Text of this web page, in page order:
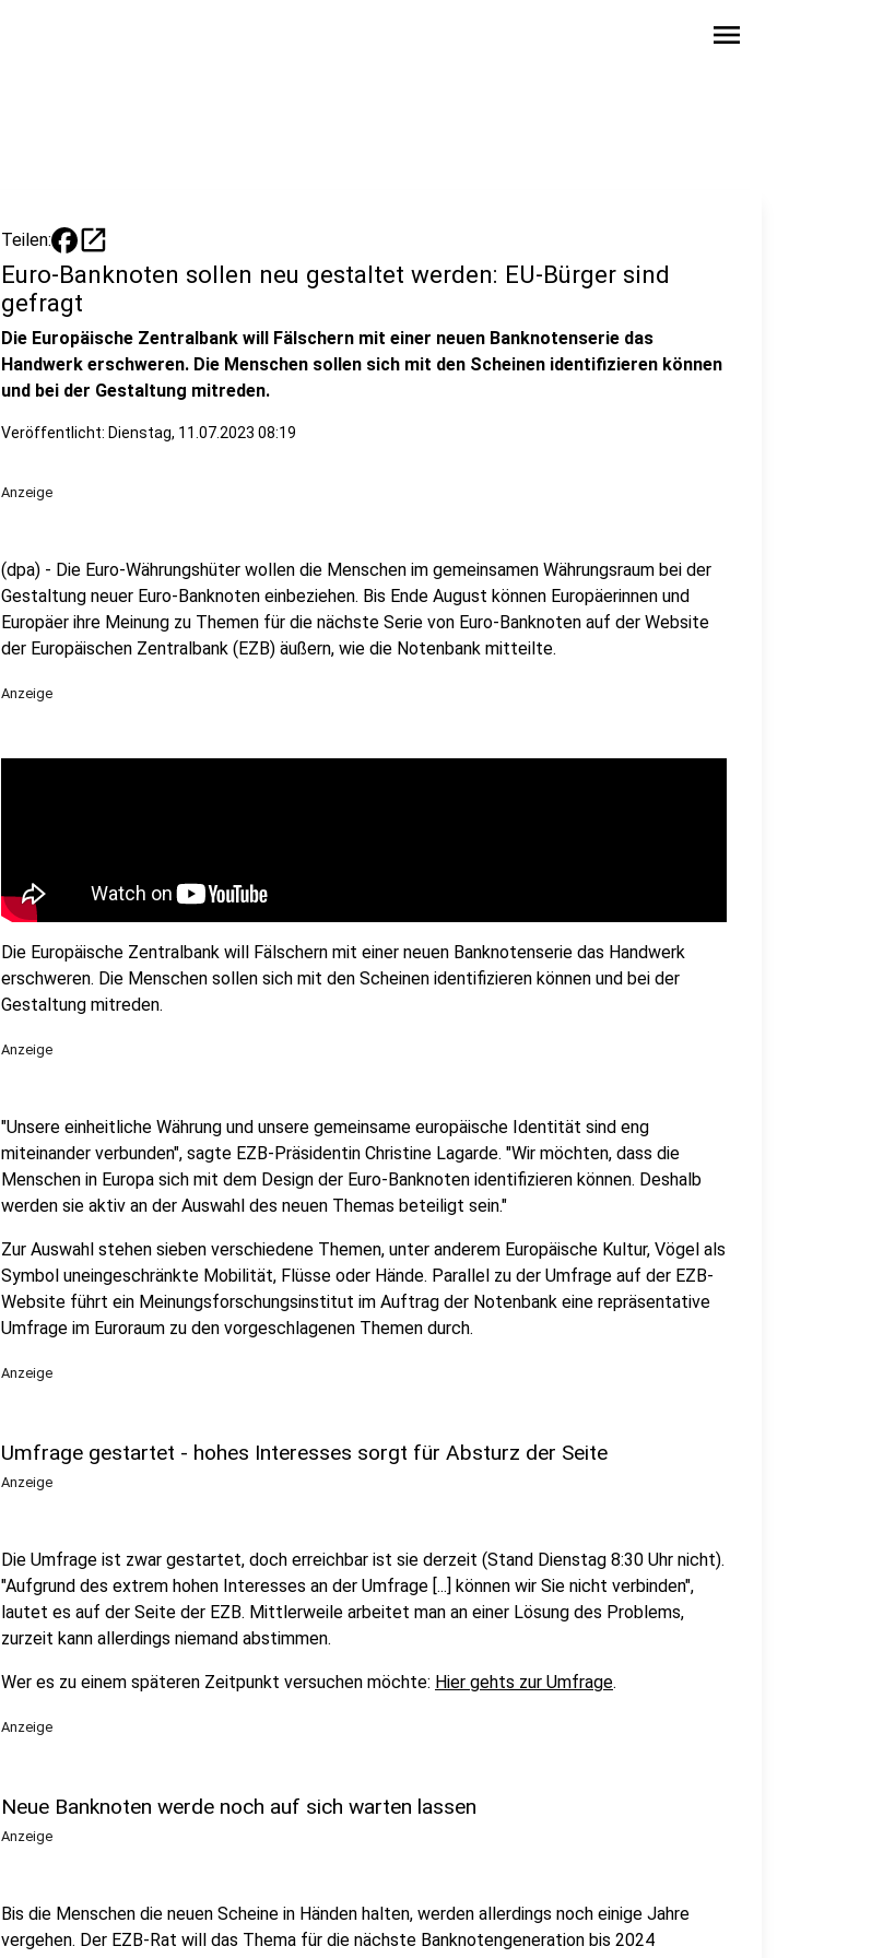
menu
Teilen: open_in_new
Euro-Banknoten sollen neu gestaltet werden: EU-Bürger sind
gefragt
Die Europäische Zentralbank will Fälschern mit einer neuen Banknotenserie das
Handwerk erschweren. Die Menschen sollen sich mit den Scheinen identifizieren können
und bei der Gestaltung mitreden.
Veröffentlicht: Dienstag, 11.07.2023 08:19
Anzeige
(dpa) - Die Euro-Währungshüter wollen die Menschen im gemeinsamen Währungsraum bei der
Gestaltung neuer Euro-Banknoten einbeziehen. Bis Ende August können Europäerinnen und
Europäer ihre Meinung zu Themen für die nächste Serie von Euro-Banknoten auf der Website
der Europäischen Zentralbank (EZB) äußern, wie die Notenbank mitteilte.
Anzeige
Die Europäische Zentralbank will Fälschern mit einer neuen Banknotenserie das Handwerk
erschweren. Die Menschen sollen sich mit den Scheinen identifizieren können und bei der
Gestaltung mitreden.
Anzeige
"Unsere einheitliche Währung und unsere gemeinsame europäische Identität sind eng
miteinander verbunden", sagte EZB-Präsidentin Christine Lagarde. "Wir möchten, dass die
Menschen in Europa sich mit dem Design der Euro-Banknoten identifizieren können. Deshalb
werden sie aktiv an der Auswahl des neuen Themas beteiligt sein."
Zur Auswahl stehen sieben verschiedene Themen, unter anderem Europäische Kultur, Vögel als
Symbol uneingeschränkte Mobilität, Flüsse oder Hände. Parallel zu der Umfrage auf der EZB-
Website führt ein Meinungsforschungsinstitut im Auftrag der Notenbank eine repräsentative
Umfrage im Euroraum zu den vorgeschlagenen Themen durch.
Anzeige
Umfrage gestartet - hohes Interesses sorgt für Absturz der Seite
Anzeige
Die Umfrage ist zwar gestartet, doch erreichbar ist sie derzeit (Stand Dienstag 8:30 Uhr nicht).
"Aufgrund des extrem hohen Interesses an der Umfrage [...] können wir Sie nicht verbinden",
lautet es auf der Seite der EZB. Mittlerweile arbeitet man an einer Lösung des Problems,
zurzeit kann allerdings niemand abstimmen.
Wer es zu einem späteren Zeitpunkt versuchen möchte: Hier gehts zur Umfrage.
Anzeige
Neue Banknoten werde noch auf sich warten lassen
Anzeige
Bis die Menschen die neuen Scheine in Händen halten, werden allerdings noch einige Jahre
vergehen. Der EZB-Rat will das Thema für die nächste Banknotengeneration bis 2024